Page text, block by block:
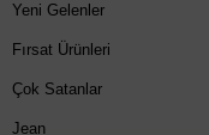
Yeni Gelenler
Fırsat Ürünleri
Çok Satanlar
Jean